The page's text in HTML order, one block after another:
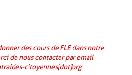
des cours de FLE dans notre
de nous contacter par email
citoyennes[dot]org